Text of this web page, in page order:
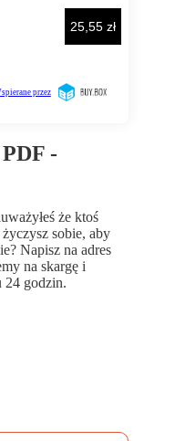
-
że ktoś
sobie, aby
Napisz na adres
na skargę i
24 godzin.